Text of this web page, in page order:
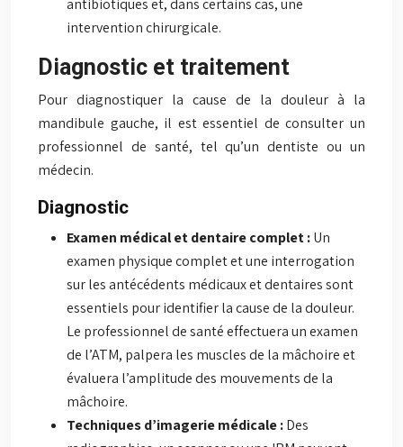
antibiotiques et, dans certains cas, une
intervention chirurgicale.
Diagnostic et traitement
Pour diagnostiquer la cause de la douleur à la
mandibule gauche, il est essentiel de consulter un
professionnel de santé, tel qu’un dentiste ou un
médecin.
Diagnostic
Examen médical et dentaire complet :Un
examen physique complet et une interrogation
sur les antécédents médicaux et dentaires sont
essentiels pour identifier la cause de la douleur.
Le professionnel de santé effectuera un examen
de l’ATM, palpera les muscles de la mâchoire et
évaluera l’amplitude des mouvements de la
mâchoire.
Techniques d’imagerie médicale :Des